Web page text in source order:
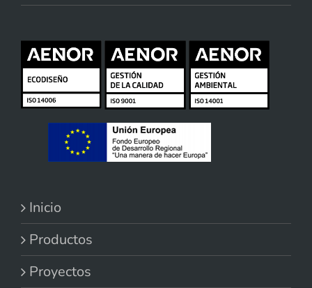
Inicio
Productos
Proyectos